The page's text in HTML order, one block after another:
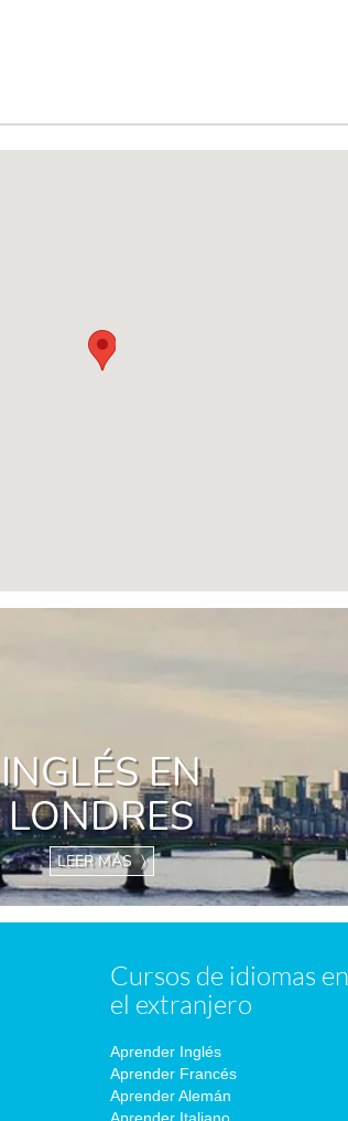
INGLÉS EN
LONDRES
LEER MÁS 〉
Cursos de idiomas en
el extranjero
Aprender Inglés
Aprender Francés
Aprender Alemán